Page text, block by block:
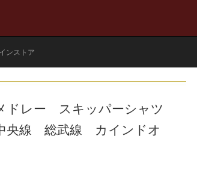
ンストア
ドレー スキッパーシャツ
線 総武線 カインドオ